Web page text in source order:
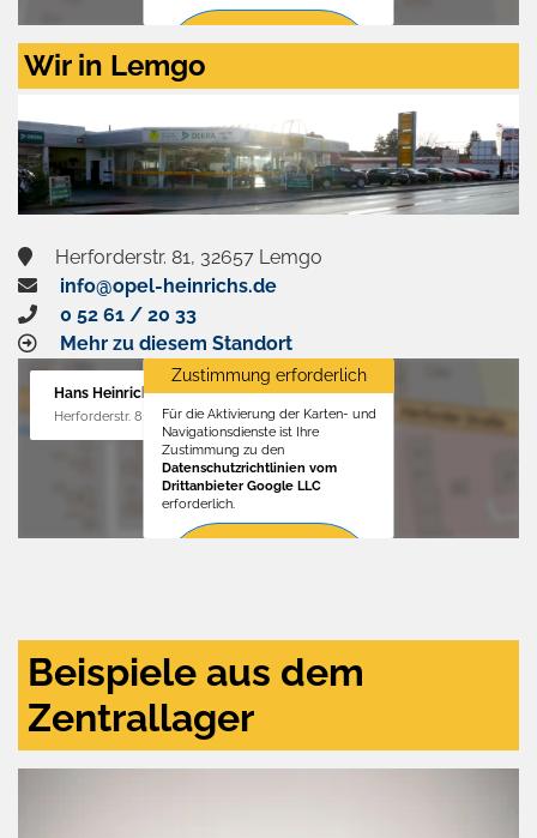
Zustimmen
aktivieren
Wir in Lemgo
Herforderstr. 81, 32657 Lemgo
info@opel-heinrichs.de
0 52 61 / 20 33
Mehr zu diesem Standort
Hans Heinrichs GmbH
Herforderstr. 81, 32657 Lemgo
Zustimmung erforderlich
Für die Aktivierung der Karten- und
Navigationsdienste ist Ihre
Zustimmung zu den
Datenschutzrichtlinien vom
Drittanbieter Google LLC
erforderlich.
Beispiele aus dem
Zentrallager